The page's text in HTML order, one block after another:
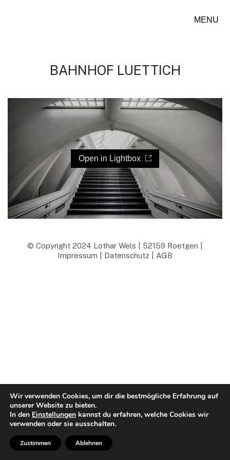
MENU
BAHNHOF LUETTICH
Open in Lightbox
© Copyright 2024 Lothar Wels | 52159 Roetgen |
Impressum
Datenschutz AGB
Wir verwenden Cookies, um dir die bestmögliche Erfahrung auf
unserer Website zu bieten.
In den Einstellungen kannst du erfahren, welche Cookies wir
verwenden oder sie ausschalten.
Zustimmen Ablehnen